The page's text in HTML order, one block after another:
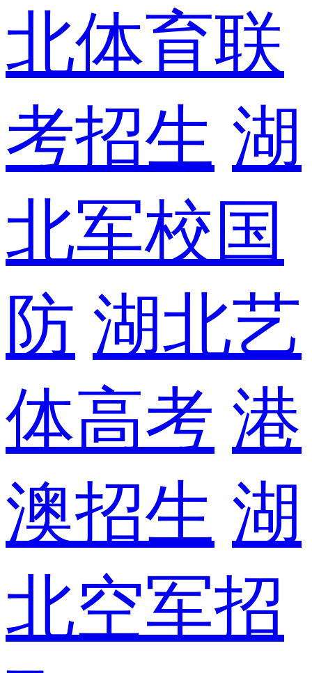
北体育联
考招生 湖
北军校国
防 湖北艺
体高考 港
澳招生 湖
北空军招